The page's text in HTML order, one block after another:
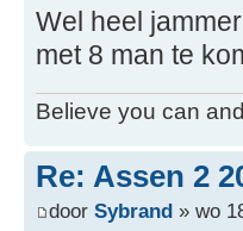
Wel heel
met 8 man te
Believe you can
Re: Assen 2
door Sybrand » wo